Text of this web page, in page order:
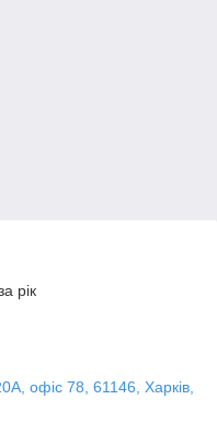
рік
офіс 78, 61146, Харків,